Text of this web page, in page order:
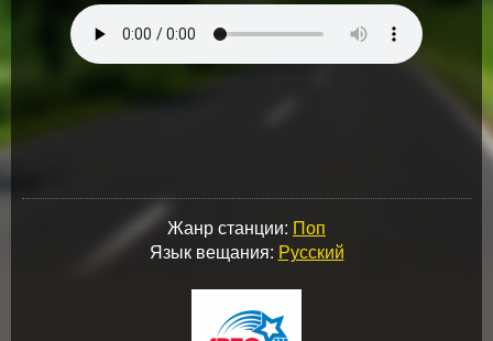
Жанр станции: Поп
Язык вещания: Русский